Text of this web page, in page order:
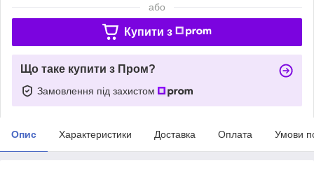
або
Купити з
Що таке купити з Пром?
Замовлення під захистом
Опис Характеристики Доставка Оплата Умови